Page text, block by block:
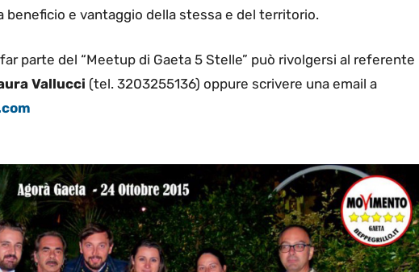
e vantaggio della stessa e del territorio.
parte del “Meetup di Gaeta 5 Stelle” può rivolgersi al referente
Vallucci (tel. 3203255136) oppure scrivere una email a